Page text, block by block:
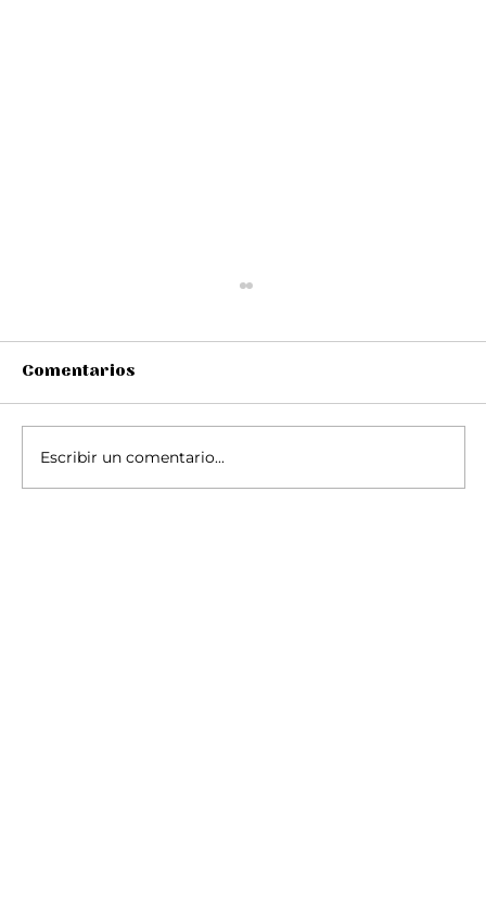
Comentarios
Escribir un comentario...